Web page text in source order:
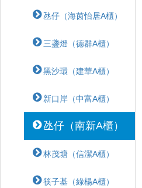
氹仔（海茵怡居A櫃）
三盞燈（德群A櫃）
黑沙環（建華A櫃）
新口岸（中富A櫃）
氹仔（南新A櫃）
林茂塘（信潔A櫃）
筷子基（綠楊A櫃）